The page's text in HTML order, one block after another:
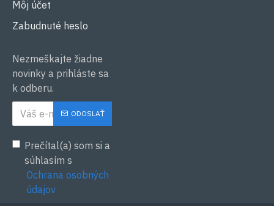
Môj účet
Zabudnuté heslo
Nezmeškajte žiadne
novinky a prihláste sa
k odberu.
ODOSLAŤ
Prečítal(a) som si a
súhlasím s
Ochrana osobných
údajov